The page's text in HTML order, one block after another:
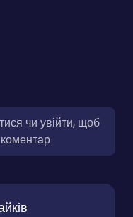
чи увійти, щоб